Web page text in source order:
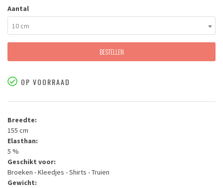
Aantal
10 cm
BESTELLEN
OP VOORRAAD
Breedte:
155 cm
Elasthan:
5 %
Geschikt voor:
Broeken - Kleedjes - Shirts - Truien
Gewicht: